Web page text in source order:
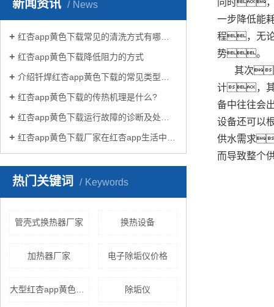
新闻资讯 News
红杏app黄色下载常见的清洗方式有哪些？
红杏app黄色下载降低阻力的方式
介绍钎焊红杏app黄色下载的常见类型有哪些
红杏app黄色下载的传热机理是什么?
红杏app黄色下载运行故障的诊断及处理方法
红杏app黄色下载厂家在红杏app生活中有哪些作用？
热门关键词 Keywords
管壳式换热器厂家 换热设备
加热器厂家 电子除垢仪价格
除垢仪
同时，
一步降低能
程，无论
势。
其次
计，其
备中往往会
设备还可以
供水需求
而导致整